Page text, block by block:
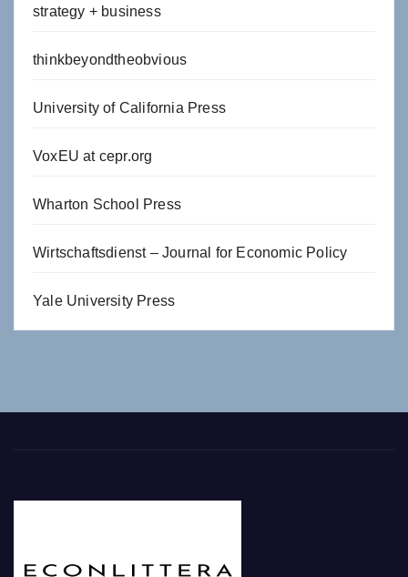
strategy + business
thinkbeyondtheobvious
University of California Press
VoxEU at cepr.org
Wharton School Press
Wirtschaftsdienst – Journal for Economic Policy
Yale University Press